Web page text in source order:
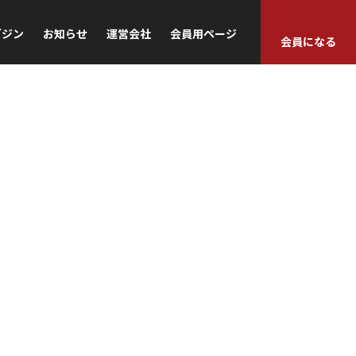
ン お知らせ 運営会社 会員用ページ
会員になる